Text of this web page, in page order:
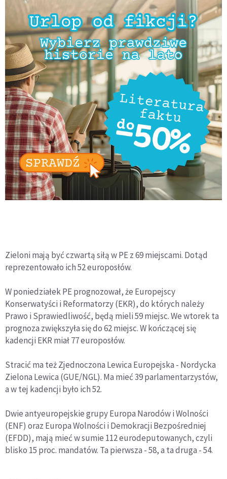
Zieloni mają być czwartą siłą w PE z 69 miejscami. Dotąd
reprezentowało ich 52 europosłów.
W poniedziałek PE prognozował, że Europejscy
Konserwatyści i Reformatorzy (EKR), do których należy
Prawo i Sprawiedliwość, będą mieli 59 miejsc. We wtorek ta
prognoza zwiększyła się do 62 miejsc. W kończącej się
kadencji EKR miał 77 europosłów.
Stracić ma też Zjednoczona Lewica Europejska - Nordycka
Zielona Lewica (GUE/NGL). Ma mieć 39 parlamentarzystów,
a w tej kadencji było ich 52.
Dwie antyeuropejskie grupy Europa Narodów i Wolności
(ENF) oraz Europa Wolności i Demokracji Bezpośredniej
(EFDD), mają mieć w sumie 112 eurodeputowanych, czyli
blisko 15 proc. mandatów. Ta pierwsza - 58, a ta druga - 54.